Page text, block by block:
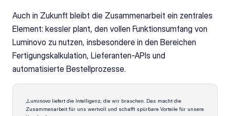
Auch in Zukunft bleibt die Zusammenarbeit ein zentrales
Element: kessler plant, den vollen Funktionsumfang von
Luminovo zu nutzen, insbesondere in den Bereichen
Fertigungskalkulation, Lieferanten-APIs und
automatisierte Bestellprozesse.
„Luminovo liefert die Intelligenz, die wir brauchen. Das macht die
Zusammenarbeit für uns wertvoll und schafft spürbare Vorteile für unsere